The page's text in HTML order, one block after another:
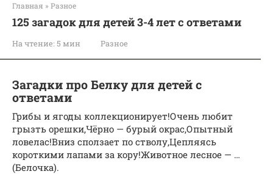
Главная » Разное
125 загадок для детей 3-4 лет с ответами
На чтение: 5 мин Разное
Загадки про Белку для детей с
ответами
Грибы и ягоды коллекционирует!Очень любит
грызть орешки,Чёрно — бурый окрас,Опытный
ловелас!Вниз сползает по стволу,Цепляясь
короткими лапами за кору!Животное лесное — …
(Белочка).